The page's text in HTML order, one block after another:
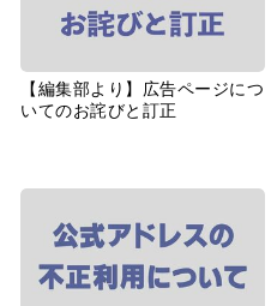
【編集部より】広告ページにつ
いてのお詫びと訂正